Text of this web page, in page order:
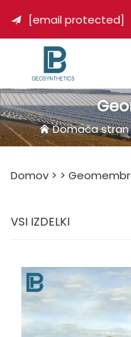
 [email protected]
Domača stran
Domov > >
VSI IZDELKI